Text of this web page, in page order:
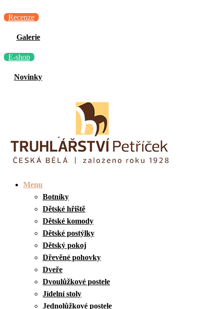
Recenze
Galerie
E-shop
Novinky
Menu
Botníky
Dětské hřiště
Dětské komody
Dětské postýlky
Dětský pokoj
Dřevěné pohovky
Dveře
Dvoulůžkové postele
Jídelní stoly
Jednolůžkové postele